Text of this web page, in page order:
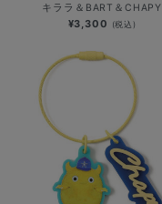
キララ＆BART＆CHAPY
¥3,300 (税込)